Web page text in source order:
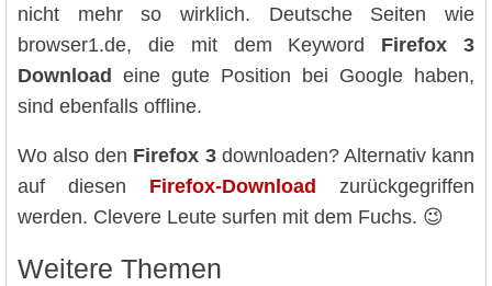
nicht mehr so wirklich. Deutsche Seiten wie
browser1.de, die mit dem Keyword Firefox 3
Download eine gute Position bei Google haben,
sind ebenfalls offline.
Wo also den Firefox 3downloaden? Alternativ kann
auf diesen Firefox-Download
zurückgegriffen
werden. Clevere Leute surfen mit dem Fuchs. 😉
Weitere Themen